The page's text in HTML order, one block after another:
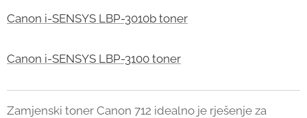
Canon i-SENSYS LBP-3010b toner
Canon i-SENSYS LBP-3100 toner
Zamjenski toner Canon 712 idealno je rješenje za